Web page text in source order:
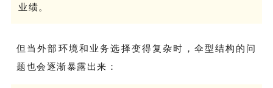
业绩。
但当外部环境和业务选择变得复杂时，伞型结构的问
题也会逐渐暴露出来：